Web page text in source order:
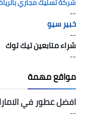
شركة تسليك مجاري
--
خبير سيو
--
شراء متابعين تيك توك
--
مواقع مهمة
افضل عطور في